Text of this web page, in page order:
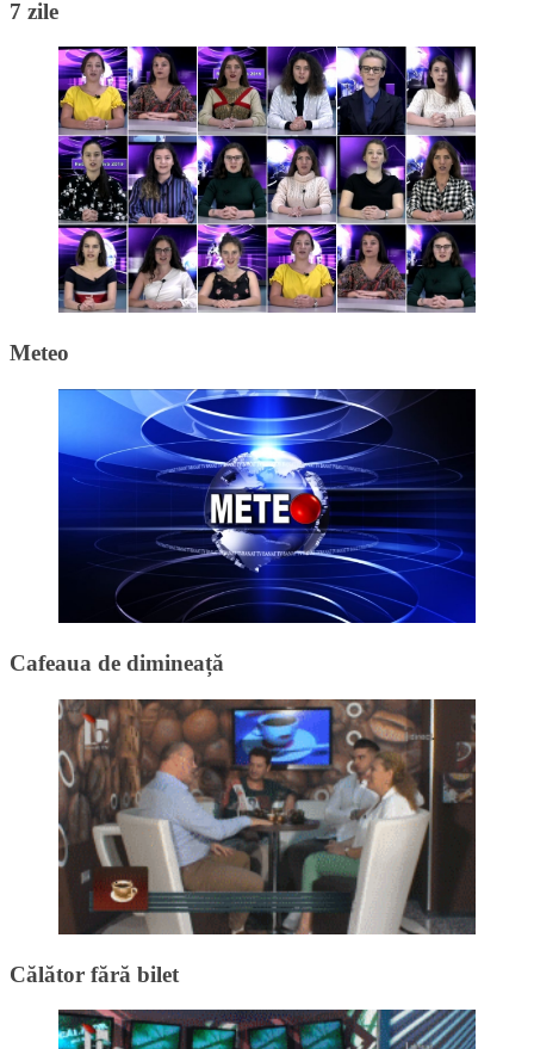
7 zile
Meteo
Cafeaua de dimineață
Călător fără bilet